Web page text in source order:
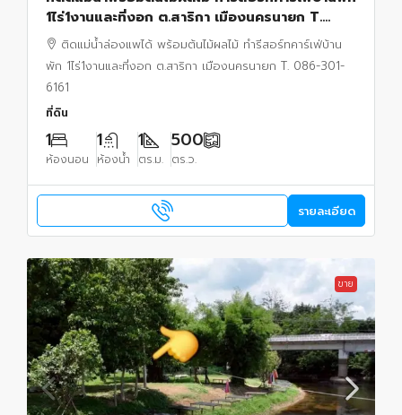
1ไร่1งานและที่งอก ต.สาริกา เมืองนครนายก T.
086-301-6161 โฉนดครุฑแดง น้ำไฟครบ ล่องแพ
ได้
ติดแม่น้ำล่องแพได้ พร้อมต้นไม้ผลไม้ ทำรีสอร์ทคาร์เฟ่บ้าน
พัก 1ไร่1งานและที่งอก ต.สาริกา เมืองนครนายก T. 086-301-
6161
ที่ดิน
1
ห้องนอน
1
ห้องน้ำ
1
ตร.ม.
500
ตร.ว.
รายละเอียด
ขาย